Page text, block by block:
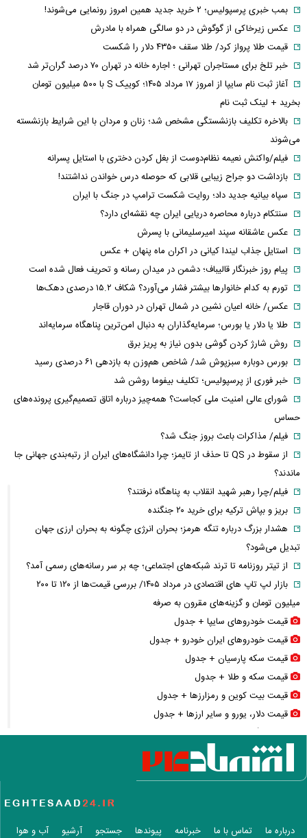
بمب خبری پرسپولیس؛ ۲ خرید جدید همین امروز رونمایی می‌شوند!
عکس زیرخاکی از گوگوش در دو سالگی همراه با مادرش
قیمت طلا پرواز کرد/ طلا سقف ۴۳۵۰ دلار را شکست
خبر تلخ برای مستاجران تهرانی ؛ اجاره خانه در تهران ۷۰ درصد گران‌تر شد
آغاز ثبت نام سایپا از امروز ۱۷ مرداد ۱۴۰۵؛ کوییک S با ۵۰۰ میلیون تومان
بخرید + لینک ثبت نام
بالاخره تکلیف بازنشستگی مشخص شد؛ زنان و مردان با این شرایط بازنشسته
می‌شوند
فیلم/واکنش نعیمه نظام‌دوست از بغل کردن دختری با استایل پسرانه
بازداشت دو جراح زیبایی قلابی که حوصله درس خواندن نداشتند!
سپاه بیانیه جدید داد؛ روایت شکست ترامپ در جنگ با ایران
سنتکام درباره محاصره دریایی ایران چه نقشه‌ای دارد؟
عکس عاشقانه سپند امیرسلیمانی با پسرش
استایل جذاب لیندا کیانی در اکران ماه پنهان + عکس
پیام روز خبرنگار قالیباف؛ دشمن در میدان رسانه و تحریف فعال شده است
تورم به کدام خانوارها بیشتر فشار می‌آورد؟ شکاف ۱۵.۲ درصدی دهک‌ها
عکس/ خانه اعیان نشین در شمال تهران در دوران قاجار
طلا یا دلار یا بورس؛ سرمایه‌گذاران به دنبال امن‌ترین پناهگاه سرمایه‌اند
روش شارژ کردن گوشی بدون نیاز به پریز برق
بورس دوباره سبزپوش شد/ شاخص هم‌وزن به بازدهی ۶۱ درصدی رسید
خبر فوری از پرسپولیس؛ تکلیف بیفوما روشن شد
شورای عالی امنیت ملی کجاست؟ همه‌چیز درباره اتاق تصمیم‌گیری پرونده‌های
حساس
فیلم/ مذاکرات باعث بروز جنگ شد؟
از سقوط در QS تا حذف از تایمز؛ چرا دانشگاه‌های ایران از رتبه‌بندی جهانی جا
ماندند؟
فیلم/چرا رهبر شهید انقلاب به پناهگاه نرفتند؟
بریز و بپاش ترکیه برای خرید ۲۰ جنگنده
هشدار بزرگ درباره تنگه هرمز؛ بحران انرژی چگونه به بحران ارزی جهان
تبدیل می‌شود؟
از تیتر روزنامه تا ترند شبکه‌های اجتماعی؛ چه بر سر رسانه‌های رسمی آمد؟
بازار لپ‌ تاپ‌ های اقتصادی در مرداد ۱۴۰۵/ بررسی قیمت‌ها از ۱۲۰ تا ۲۰۰
میلیون تومان و گزینه‌های مقرون‌ به‌ صرفه
قیمت خودرو‌های سایپا + جدول
قیمت خودرو‌های ایران خودرو + جدول
قیمت سکه پارسیان + جدول
قیمت سکه و طلا + جدول
قیمت بیت کوین و رمزارز‌ها + جدول
قیمت دلار، یورو و سایر ارز‌ها + جدول
سایه جنگ بر مذاکرات توافق هرمز؛ پیام تازه «برادر محسن» چه معنایی دارد؟
فیلم / لحظه ورود عاصم منیر و شهباز شریف به کعبه
سدها پر شدند؛ پس چرا ایران هنوز تشنه است؟/ پشت پرده آمار آب ۱۴۰۵
هزینه ساخت مسکن سر به فلک کشید/ ساخت هر متر خانه چقدر آب
می‌خورد؟
درباره ما تماس با ما خبرنامه پیوندها جستجو آرشیو
آب و هوا